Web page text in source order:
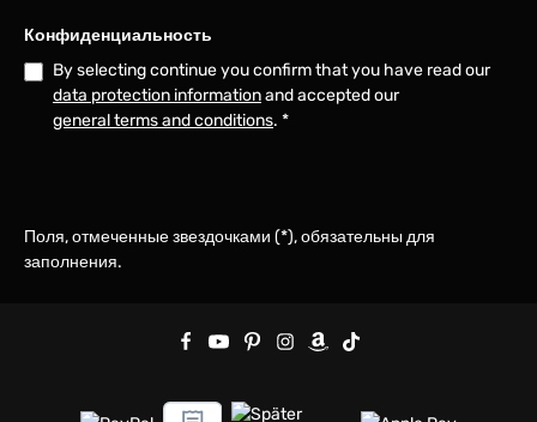
Конфиденциальность
By selecting continue you confirm that you have read our
data protection informationand accepted our
general terms and conditions. *
Поля, отмеченные звездочками (*), обязательны для
заполнения.